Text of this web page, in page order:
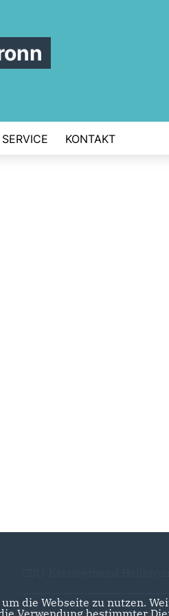
SERVICE KONTAKT
die Webseite zu nutzen.
Verwendung bestimmter